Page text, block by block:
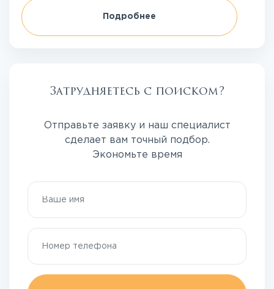
Подробнее
Затрудняетесь с поиском?
Отправьте заявку и наш специалист
сделает вам точный подбор.
Экономьте время